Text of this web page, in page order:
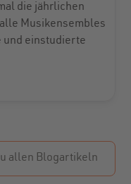
die jährlichen
Musikensembles
und einstudierte
allen Blogartikeln